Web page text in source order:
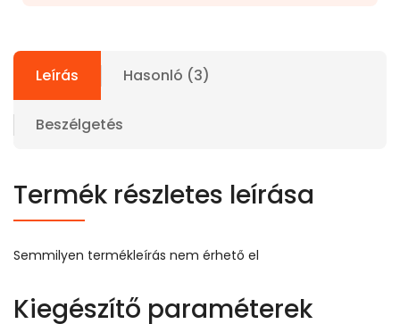
Leírás Hasonló (3)
Beszélgetés
Termék részletes leírása
Semmilyen termékleírás nem érhető el
Kiegészítő paraméterek